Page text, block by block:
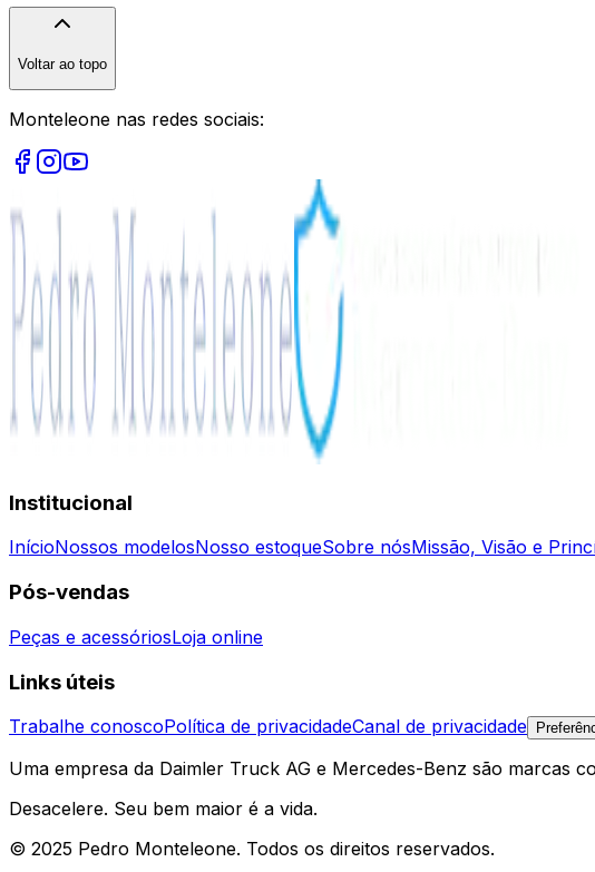
Voltar ao topo
Monteleone nas redes sociais:
Institucional
InícioNossos modelosNosso estoqueSobre nósMissão, Visão e
Pós-vendas
Peças e acessóriosLoja online
Links úteis
Trabalhe conoscoPolítica de privacidadeCanal de privacidade
Uma empresa da Daimler Truck AG e Mercedes-Benz são marcas
Desacelere. Seu bem maior é a vida.
© 2025 Pedro Monteleone. Todos os direitos reservados.